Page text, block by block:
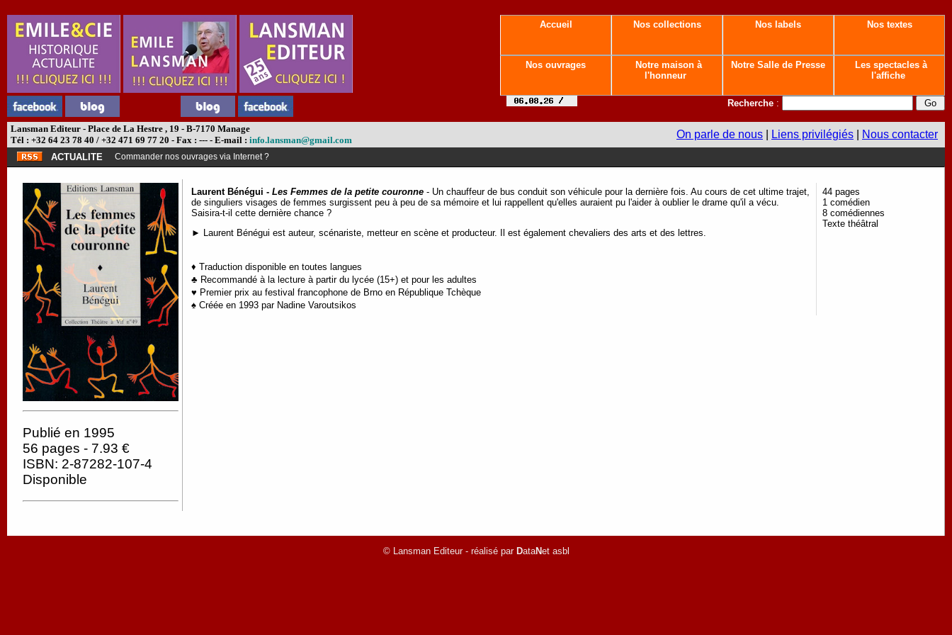
Accueil Nos collections Nos labels Nos textes
Nos ouvrages
Notre maison à
l'honneur
Notre Salle de Presse
Les spectacles à
l'affiche
Recherche :
Lansman Editeur - Place de La Hestre , 19 - B-7170 Manage
Tél : +32 64 23 78 40 / +32 471 69 77 20 - Fax : --- - E-mail : info.lansman@gmail.com On parle de nous Liens privilégiés Nous contacter
ACTUALITE Commander nos ouvrages via Internet ?
Publié en 1995
56 pages - 7.93 €
ISBN: 2-87282-107-4
Disponible
Laurent Bénégui - Les Femmes de la petite couronne - Un chauffeur de bus conduit son véhicule pour la dernière fois. Au cours de cet ultime trajet,
de singuliers visages de femmes surgissent peu à peu de sa mémoire et lui rappellent qu'elles auraient pu l'aider à oublier le drame qu'il a vécu.
Saisira-t-il cette dernière chance ?
► Laurent Bénégui est auteur, scénariste, metteur en scène et producteur. Il est également chevaliers des arts et des lettres.
♦ Traduction disponible en toutes langues
♣ Recommandé à la lecture à partir du lycée (15+) et pour les adultes
♥ Premier prix au festival francophone de Brno en République Tchèque
♠ Créée en 1993 par Nadine Varoutsikos
44 pages
1 comédien
8 comédiennes
Texte théâtral
© Lansman Editeur - réalisé par DataNet asbl